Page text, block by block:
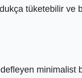
tüketebilir
minimalist